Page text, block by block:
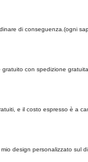
di conseguenza.(ogni
con spedizione
e il costo espresso è a
design personalizzato sul